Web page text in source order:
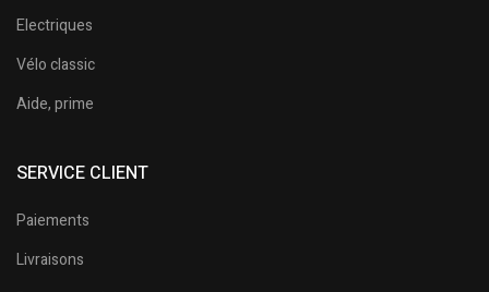
Electriques
Vélo classic
Aide, prime
SERVICE CLIENT
Paiements
Livraisons